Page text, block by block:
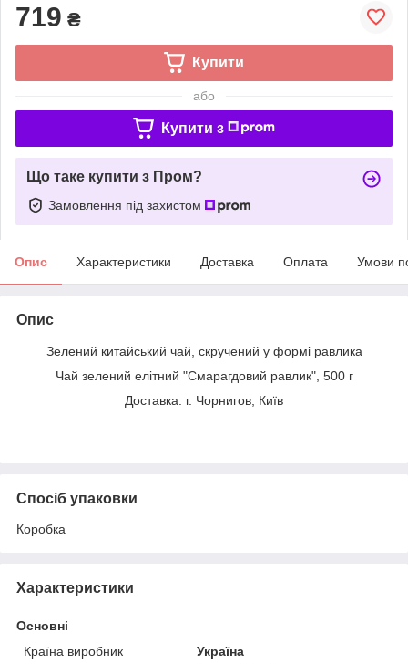
719 ₴
Купити
або
Купити з
Що таке купити з Пром?
Замовлення під захистом
Опис Характеристики Доставка Оплата Умови
Опис
Зелений китайський чай, скручений у формі равлика
Чай зелений елітний "Смарагдовий равлик", 500 г
Доставка: г. Чорнигов, Київ
Спосіб упаковки
Коробка
Характеристики
Основні
Країна виробник
Україна